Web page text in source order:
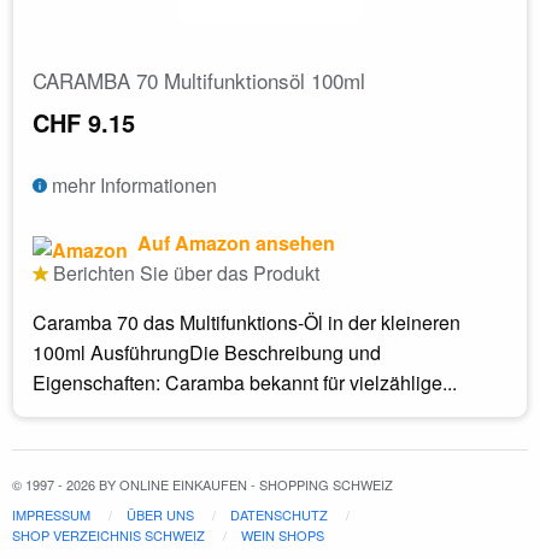
CARAMBA 70 Multifunktionsöl 100ml
CHF 9.15
mehr Informationen
Auf Amazon ansehen
Berichten Sie über das Produkt
​Caramba 70 das Multifunktions-Öl in der kleineren
100ml AusführungDie Beschreibung und
Eigenschaften: Caramba bekannt für vielzählige...
© 1997 - 2026 BY ONLINE EINKAUFEN - SHOPPING SCHWEIZ
IMPRESSUM
ÜBER UNS
DATENSCHUTZ
SHOP VERZEICHNIS SCHWEIZ
WEIN SHOPS